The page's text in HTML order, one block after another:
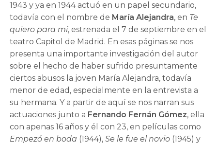
1943 y ya en 1944 actuó en un papel secundario,
todavía con el nombre de María Alejandra, en Te
quiero para mí, estrenada el 7 de septiembre en el
teatro Capitol de Madrid. En esas páginas se nos
presenta una importante investigación del autor
sobre el hecho de haber sufrido presuntamente
ciertos abusos la joven María Alejandra, todavía
menor de edad, especialmente en la entrevista a
su hermana. Y a partir de aquí se nos narran sus
actuaciones junto a Fernando Fernán Gómez, ella
con apenas 16 años y él con 23, en películas como
Empezó en boda (1944),Se le fue el novio (1945) y